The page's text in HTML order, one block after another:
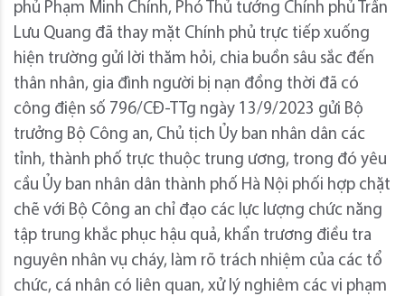
phủ Phạm Minh Chính, Phó Thủ tướng Chính phủ Trần
Lưu Quang đã thay mặt Chính phủ trực tiếp xuống
hiện trường gửi lời thăm hỏi, chia buồn sâu sắc đến
thân nhân, gia đình người bị nạn đồng thời đã có
công điện số 796/CĐ-TTg ngày 13/9/2023 gửi Bộ
trưởng Bộ Công an, Chủ tịch Ủy ban nhân dân các
tỉnh, thành phố trực thuộc trung ương, trong đó yêu
cầu Ủy ban nhân dân thành phố Hà Nội phối hợp chặt
chẽ với Bộ Công an chỉ đạo các lực lượng chức năng
tập trung khắc phục hậu quả, khẩn trương điều tra
nguyên nhân vụ cháy, làm rõ trách nhiệm của các tổ
chức, cá nhân có liên quan, xử lý nghiêm các vi phạm